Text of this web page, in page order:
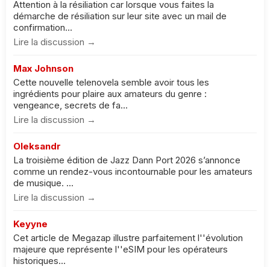
Attention à la résiliation car lorsque vous faites la
démarche de résiliation sur leur site avec un mail de
confirmation...
Lire la discussion →
Max Johnson
Cette nouvelle telenovela semble avoir tous les
ingrédients pour plaire aux amateurs du genre :
vengeance, secrets de fa...
Lire la discussion →
Oleksandr
La troisième édition de Jazz Dann Port 2026 s’annonce
comme un rendez-vous incontournable pour les amateurs
de musique. ...
Lire la discussion →
Keyyne
Cet article de Megazap illustre parfaitement l''évolution
majeure que représente l''eSIM pour les opérateurs
historiques...